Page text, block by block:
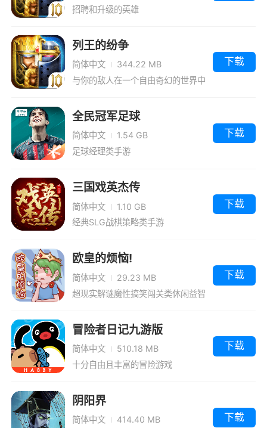
招聘和升级的英雄
列王的纷争
简体中文
344.22 MB
与你的敌人在一个自由奇幻的世界中
下载
全民冠军足球
简体中文
1.54 GB
足球经理类手游
下载
三国戏英杰传
简体中文
1.10 GB
经典SLG战棋策略类手游
下载
欧皇的烦恼!
简体中文
29.23 MB
超现实解谜魔性搞笑闯关类休闲益智
下载
冒险者日记九游版
简体中文
510.18 MB
十分自由且丰富的冒险游戏
下载
阴阳界
简体中文
414.40 MB
下载